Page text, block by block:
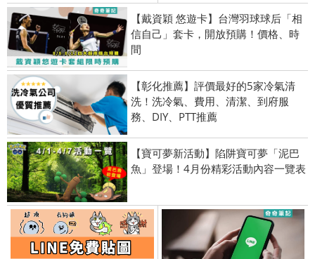
【戴資穎 悠遊卡】台灣羽球球后「相
信自己」套卡，開放預購！價格、時
間
【彰化推薦】評價最好的5家冷氣清
洗！洗冷氣、費用、清潔、到府服
務、DIY、PTT推薦
【寶可夢新活動】陷阱寶可夢「泥巴
魚」登場！4月份精彩活動內容一覽表